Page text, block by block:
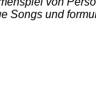
Songs und